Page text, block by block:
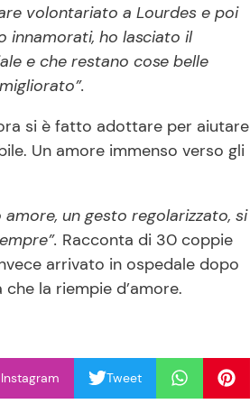
volontariato a Lourdes e poi
innamorati, ho lasciato il
e che restano cose belle
si è fatto adottare per aiutare
Un amore immenso verso gli
un gesto regolarizzato, si
Racconta di 30 coppie
arrivato in ospedale dopo
la riempie d’amore.
Instagram Tweet